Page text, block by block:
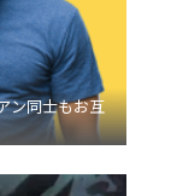
ン同士もお互